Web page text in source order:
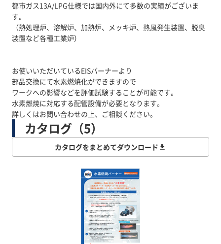
都市ガス13A/LPG仕様では国内外にて多数の実績がございま
す。
（熱処理炉、溶解炉、加熱炉、メッキ炉、熱風発生装置、脱臭
装置など各種工業炉）
お使いいただいているEISバーナーより
部品交換にて水素燃焼化ができますので
ワークへの影響などを評価試験することが可能です。
水素燃焼に対応する配管設備が必要となります。
カタログ（5）
カタログをまとめてダウンロード